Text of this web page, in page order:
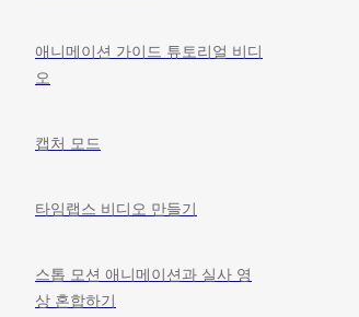
애니메이션 가이드 튜토리얼 비디
오
캡처 모드
타임랩스 비디오 만들기
스톱 모션 애니메이션과 실사 영
상 혼합하기